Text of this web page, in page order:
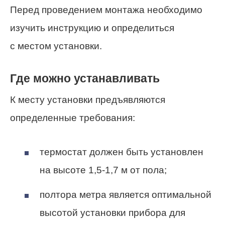
Перед проведением монтажа необходимо
изучить инструкцию и определиться
с местом установки.
Где можно устанавливать
К месту установки предъявляются
определенные требования:
термостат должен быть установлен
на высоте 1,5-1,7 м от пола;
полтора метра является оптимальной
высотой установки прибора для